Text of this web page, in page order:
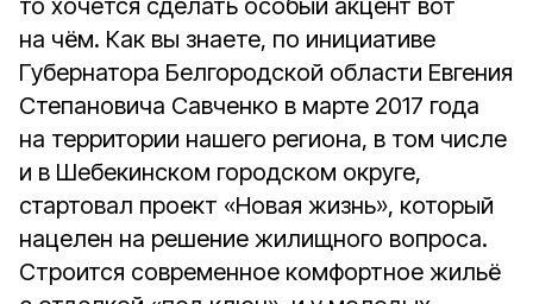
то хочется сделать особый акцент вот
на чём. Как вы знаете, по инициативе
Губернатора Белгородской области Евгения
Степановича Савченко в марте 2017 года
на территории нашего региона, в том числе
и в Шебекинском городском округе,
стартовал проект «Новая жизнь», который
нацелен на решение жилищного вопроса.
Строится современное комфортное жильё